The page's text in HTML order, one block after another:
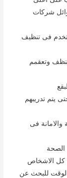
شركات
فى تنظيف
وتعقمم
يتم تدريبهم
والامانة فى
الصحة
كل الاشخاص
للبحث عن